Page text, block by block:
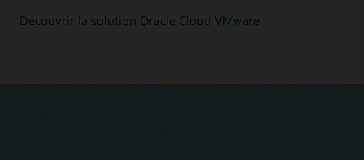
Découvrir la solution Oracle Cloud VMware